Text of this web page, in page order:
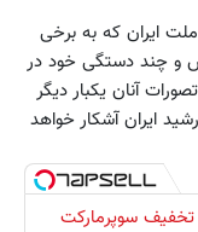
ایران که به برخی
و چند دستگی خود در
آنان یکبار دیگر
سوی ملت رشید ایران آشکار خواهد
۹۰٪ تخفیف‌ سوپرمارکت